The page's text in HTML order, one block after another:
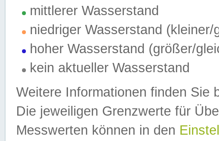
mittlerer Wasserstand
niedriger Wasserstand (kleiner/
hoher Wasserstand (größer/
kein aktueller Wasserstand
Weitere Informationen finden Sie
Die jeweiligen Grenzwerte für
Messwerten können in den